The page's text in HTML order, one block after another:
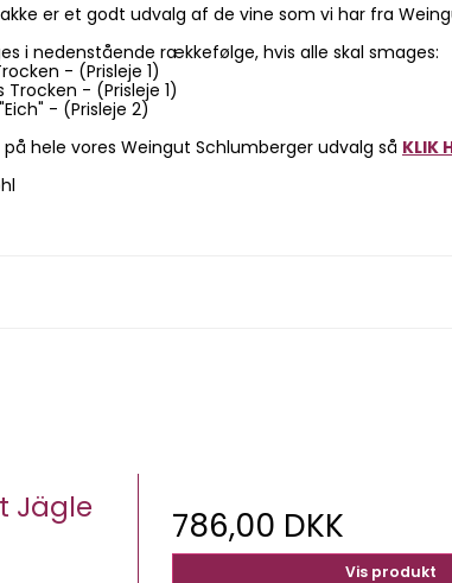
er et godt udvalg af de vine som vi har fra
i nedenstående rækkefølge, hvis alle skal smages:
- (Prisleje 1)
Trocken - (Prisleje 1)
- (Prisleje 2)
på hele vores Weingut Schlumberger udvalg så KLIK
Jägle 786,00 DKK
Vis produkt